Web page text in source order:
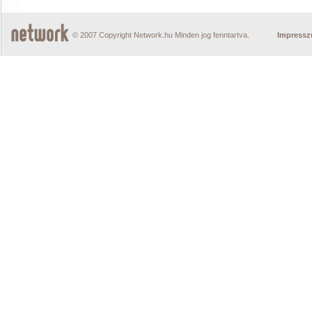
© 2007 Copyright Network.hu Minden jog fenntartva.